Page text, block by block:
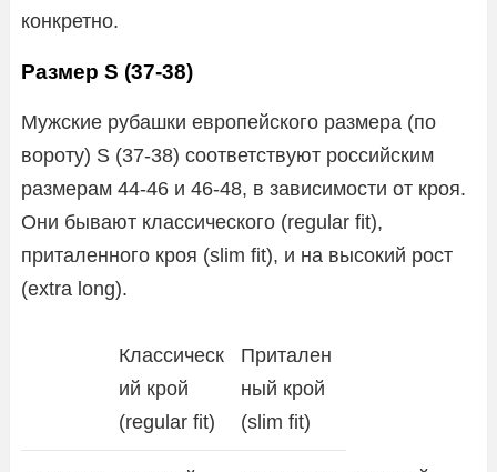
конкретно.
Размер S (37-38)
Мужские рубашки европейского размера (по
вороту) S (37-38) соответствуют российским
размерам 44-46 и 46-48, в зависимости от кроя.
Они бывают классического (regular fit),
приталенного кроя (slim fit), и на высокий рост
(extra long).
Классическ
ий крой
(regular fit)
Притален
ный крой
(slim fit)